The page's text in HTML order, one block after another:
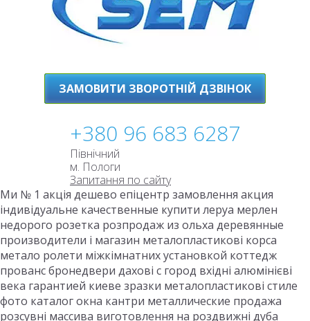
ЗАМОВИТИ ЗВОРОТНІЙ ДЗВІНОК
+380 96 683 6287
Північний
м. Пологи
Запитання по сайту
Ми № 1 акція дешево епіцентр замовлення акция
індивідуальне качественные купити леруа мерлен
недорого розетка розпродаж из ольха деревянные
производители і магазин металопластикові корса
метало ролети міжкімнатних установкой коттедж
прованс бронедвери дахові с город вхідні алюмінієві
века гарантией киеве зразки металопластикові стиле
фото каталог окна кантри металлические продажа
розсувні массива виготовлення на роздвижні дуба